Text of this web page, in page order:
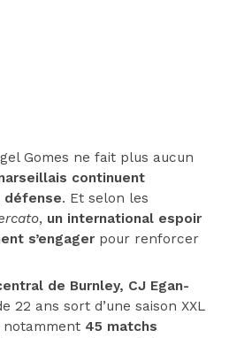
Gomes ne fait plus aucun
continuent
défense. Et selon les
, un international espoir
s’engager pour renforcer
de Burnley, CJ Egan-
22 ans sort d’une saison XXL
notamment 45 matchs